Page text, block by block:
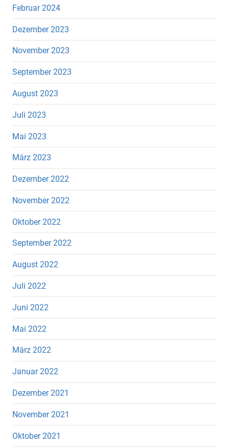
Februar 2024
Dezember 2023
November 2023
September 2023
August 2023
Juli 2023
Mai 2023
März 2023
Dezember 2022
November 2022
Oktober 2022
September 2022
August 2022
Juli 2022
Juni 2022
Mai 2022
März 2022
Januar 2022
Dezember 2021
November 2021
Oktober 2021